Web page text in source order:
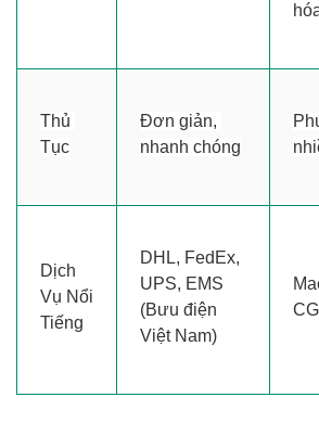
Thủ
Tục
Đơn giản,
nhanh chóng
Dịch
Vụ Nổi
Tiếng
DHL, FedEx,
UPS, EMS
(Bưu điện
Việt Nam)